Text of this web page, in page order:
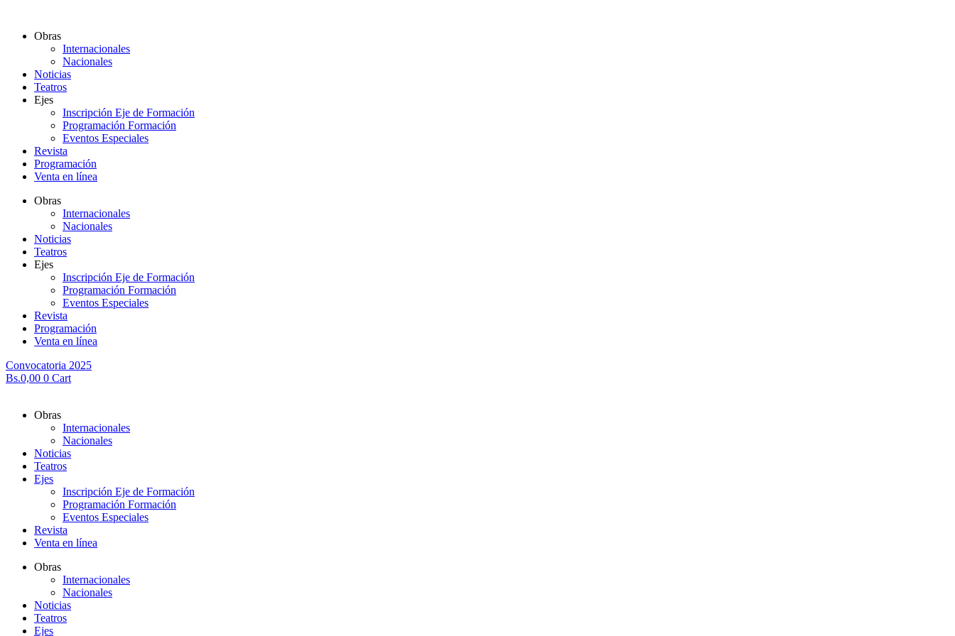
contenidoObras
Internacionales
Nacionales
Noticias
Teatros
Ejes
Inscripción Eje de Formación
Programación Formación
Eventos Especiales
Revista
Programación
Venta en línea
Obras
Internacionales
Nacionales
Noticias
Teatros
Ejes
Inscripción Eje de Formación
Programación Formación
Eventos Especiales
Revista
Programación
Venta en línea
Convocatoria 2025
Bs.0,00 0 Cart
Obras
Internacionales
Nacionales
Noticias
Teatros
Ejes
Inscripción Eje de Formación
Programación Formación
Eventos Especiales
Revista
Venta en línea
Obras
Internacionales
Nacionales
Noticias
Teatros
Ejes